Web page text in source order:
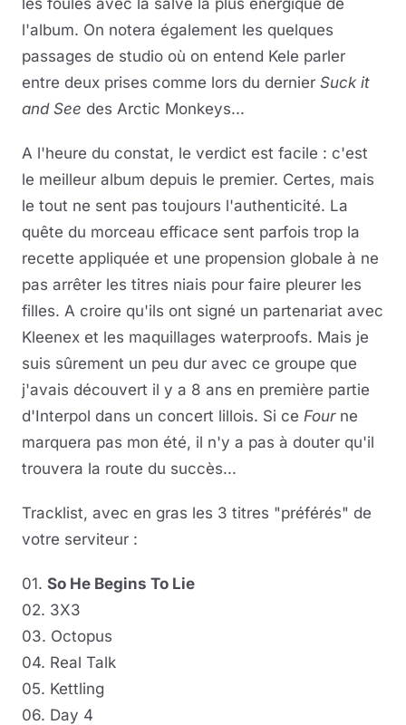
les foules avec la salve la plus énergique de
l'album. On notera également les quelques
passages de studio où on entend Kele parler
entre deux prises comme lors du dernier Suck it
and See des Arctic Monkeys...
A l'heure du constat, le verdict est facile : c'est
le meilleur album depuis le premier. Certes, mais
le tout ne sent pas toujours l'authenticité. La
quête du morceau efficace sent parfois trop la
recette appliquée et une propension globale à ne
pas arrêter les titres niais pour faire pleurer les
filles. A croire qu'ils ont signé un partenariat avec
Kleenex et les maquillages waterproofs. Mais je
suis sûrement un peu dur avec ce groupe que
j'avais découvert il y a 8 ans en première partie
d'Interpol dans un concert lillois. Si ce Fourne
marquera pas mon été, il n'y a pas à douter qu'il
trouvera la route du succès...
Tracklist, avec en gras les 3 titres "préférés" de
votre serviteur :
01. So He Begins To Lie
02. 3X3
03. Octopus
04. Real Talk
05. Kettling
06. Day 4